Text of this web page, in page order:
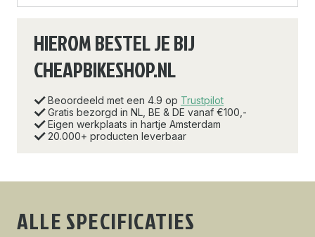
HIEROM BESTEL JE BIJ
CHEAPBIKESHOP.NL
Beoordeeld met een 4.9 op Trustpilot
Gratis bezorgd in NL, BE & DE vanaf €100,-
Eigen werkplaats in hartje Amsterdam
20.000+ producten leverbaar
ALLE SPECIFICATIES